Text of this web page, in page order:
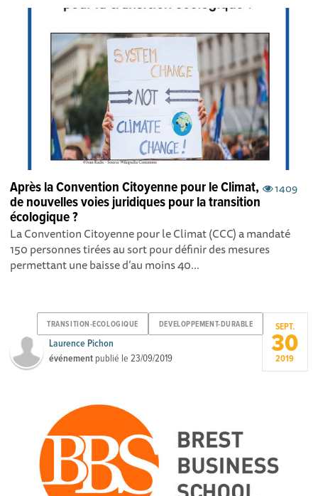
1409
Après la Convention Citoyenne pour le Climat,
de nouvelles voies juridiques pour la transition
écologique ?
La Convention Citoyenne pour le Climat (CCC) a mandaté
150 personnes tirées au sort pour définir des mesures
permettant une baisse d’au moins 40...
TRANSITION-ECOLOGIQUE DEVELOPPEMENT-DURABLE
Laurence Pichon
événement publié le23/09/2019
SEPT.
30
2019